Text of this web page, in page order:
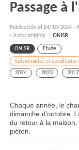
Passage à
Publicación el 24/10/2024 -
- Autor original : ONISR
ONISR Etude
Saisonnalité et conditions
2024
2023 2017
Chaque année, le
dimanche d’octobre.
du retour à la
piéton.